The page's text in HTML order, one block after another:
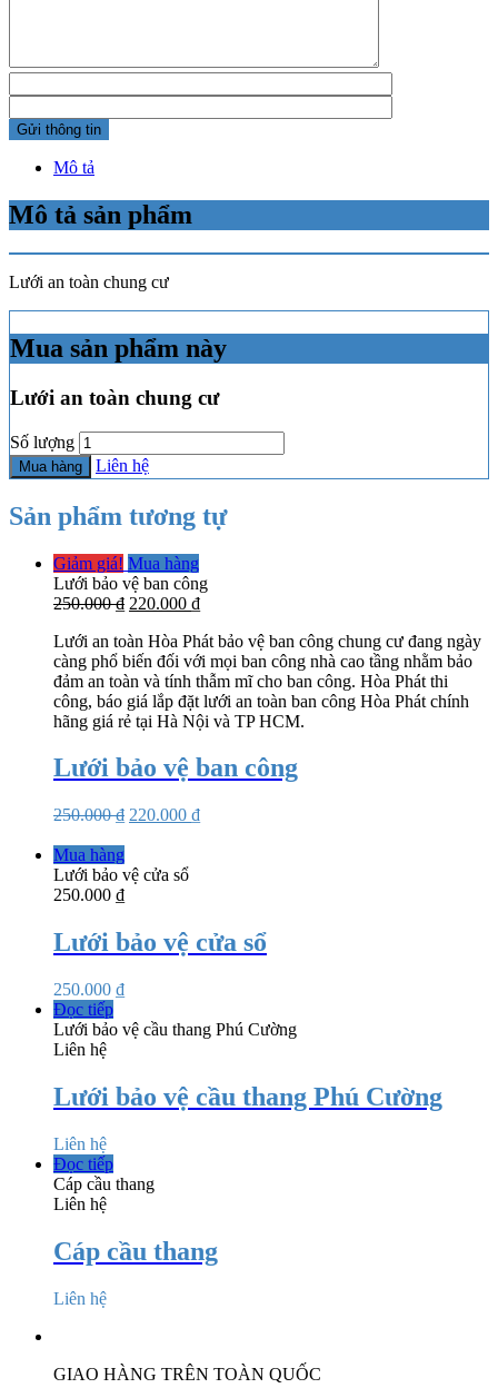
Mô tả
Mô tả sản phẩm
Lưới an toàn chung cư
Mua sản phẩm này
Lưới an toàn chung cư
Số lượng
Mua hàng Liên hệ
Sản phẩm tương tự
Giảm giá! Mua hàng
Lưới bảo vệ ban công
250.000₫ 220.000 ₫
Lưới an toàn Hòa Phát bảo vệ ban công chung cư đang ngày
càng phổ biến đối với mọi ban công nhà cao tầng nhằm bảo
đảm an toàn và tính thẫm mĩ cho ban công. Hòa Phát thi
công, báo giá lắp đặt lưới an toàn ban công Hòa Phát chính
hãng giá rẻ tại Hà Nội và TP HCM.
Lưới bảo vệ ban công
250.000₫ 220.000 ₫
Mua hàng
Lưới bảo vệ cửa sổ
250.000 ₫
Lưới bảo vệ cửa sổ
250.000 ₫
Đọc tiếp
Lưới bảo vệ cầu thang Phú Cường
Liên hệ
Lưới bảo vệ cầu thang Phú Cường
Liên hệ
Đọc tiếp
Cáp cầu thang
Liên hệ
Cáp cầu thang
Liên hệ
GIAO HÀNG TRÊN TOÀN QUỐC